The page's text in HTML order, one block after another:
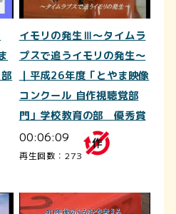
イモリの発生Ⅲ～タイムラ
プスで追うイモリの発生～
｜平成26年度「とやま映像
コンクール 自作視聴覚部
門」学校教育の部 優秀賞
00:06:09
再生回数：273